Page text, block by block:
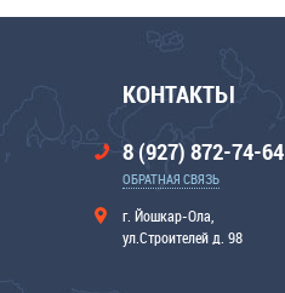
КОНТАКТЫ
8 (927) 872-74-64
ОБРАТНАЯ СВЯЗЬ
г. Йошкар-Ола,
ул.Строителей д. 98